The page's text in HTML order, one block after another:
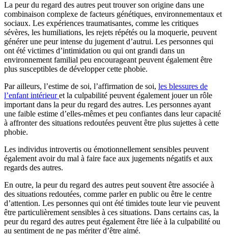
La peur du regard des autres peut trouver son origine dans une
combinaison complexe de facteurs génétiques, environnementaux et
sociaux. Les expériences traumatisantes, comme les critiques
sévères, les humiliations, les rejets répétés ou la moquerie, peuvent
générer une peur intense du jugement d’autrui. Les personnes qui
ont été victimes d’intimidation ou qui ont grandi dans un
environnement familial peu encourageant peuvent également être
plus susceptibles de développer cette phobie.
Par ailleurs, l’estime de soi, l’affirmation de soi, les blessures de
l’enfant intérieuret la culpabilité peuvent également jouer un rôle
important dans la peur du regard des autres. Les personnes ayant
une faible estime d’elles-mêmes et peu confiantes dans leur capacité
à affronter des situations redoutées peuvent être plus sujettes à cette
phobie.
Les individus introvertis ou émotionnellement sensibles peuvent
également avoir du mal à faire face aux jugements négatifs et aux
regards des autres.
En outre, la peur du regard des autres peut souvent être associée à
des situations redoutées, comme parler en public ou être le centre
d’attention. Les personnes qui ont été timides toute leur vie peuvent
être particulièrement sensibles à ces situations. Dans certains cas, la
peur du regard des autres peut également être liée à la culpabilité ou
au sentiment de ne pas mériter d’être aimé.